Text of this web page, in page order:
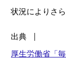
状況によりさ
出典
厚生労働省「